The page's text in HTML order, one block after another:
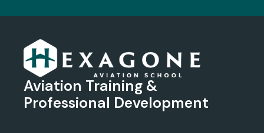
Aviation Training &
Professional Development